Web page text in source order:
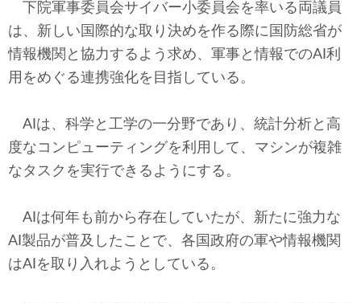
下院軍事委員会サイバー小委員会を率いる両議員
は、新しい国際的な取り決めを作る際に国防総省が
情報機関と協力するよう求め、軍事と情報でのAI利
用をめぐる連携強化を目指している。
AIは、科学と工学の一分野であり、統計分析と高
度なコンピューティングを利用して、マシンが複雑
なタスクを実行できるようにする。
AIは何年も前から存在していたが、新たに強力な
AI製品が普及したことで、各国政府の軍や情報機関
はAIを取り入れようとしている。